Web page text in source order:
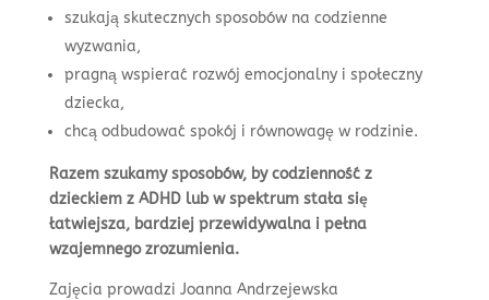
szukają skutecznych sposobów na codzienne
wyzwania,
pragną wspierać rozwój emocjonalny i społeczny
dziecka,
chcą odbudować spokój i równowagę w rodzinie.
Razem szukamy sposobów, by codzienność z
dzieckiem z ADHD lub w spektrum stała się
łatwiejsza, bardziej przewidywalna i pełna
wzajemnego zrozumienia.
Zajęcia prowadzi Joanna Andrzejewska